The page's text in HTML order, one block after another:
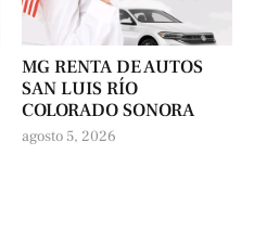
MG RENTA DE AUTOS
SAN LUIS RÍO
COLORADO SONORA
agosto 5, 2026